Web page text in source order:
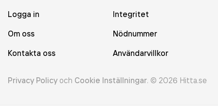
Logga in
Integritet
Om oss
Nödnummer
Kontakta oss
Användarvillkor
Privacy Policy och Cookie Inställningar. © 2026 Hitta.se